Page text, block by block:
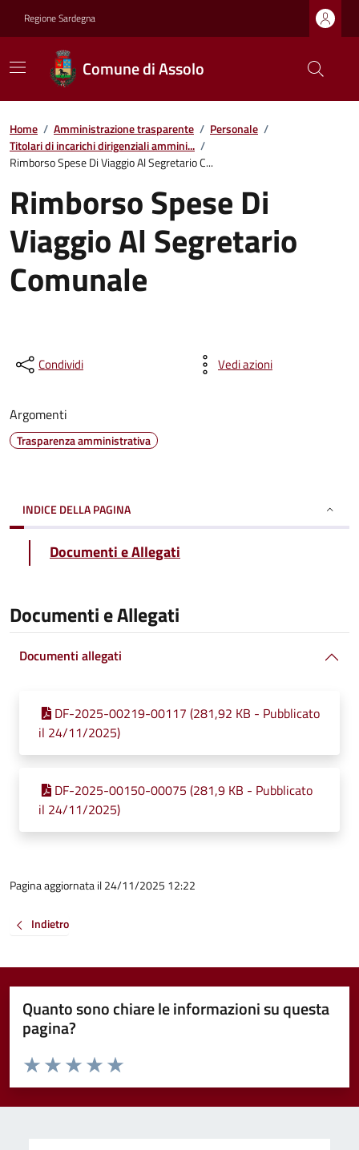
Regione Sardegna
Comune di Assolo
Home / Amministrazione trasparente / Personale /
Titolari di incarichi dirigenziali ammini... /
Rimborso Spese Di Viaggio Al Segretario C...
Rimborso Spese Di
Viaggio Al Segretario
Comunale
Condividi Vedi azioni
Argomenti
Trasparenza amministrativa
INDICE DELLA PAGINA
Documenti e Allegati
Documenti e Allegati
Documenti allegati
DF-2025-00219-00117 (281,92 KB - Pubblicato
il 24/11/2025)
DF-2025-00150-00075 (281,9 KB - Pubblicato
il 24/11/2025)
Pagina aggiornata il 24/11/2025 12:22
Indietro
Quanto sono chiare le informazioni su questa
pagina?
Valuta da 1 a 5 stelle la pagina
Valuta 5 stelle su 5
Valuta 4 stelle su 5
Valuta 3 stelle su 5
Valuta 2 stelle su 5
Valuta 1 stelle su 5